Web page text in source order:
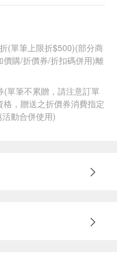
(單筆上限折$500)(部分商
購/折價券/折扣碼併用)離
單筆不累贈，請注意訂單
，贈送之折價券消費指定
動合併使用)